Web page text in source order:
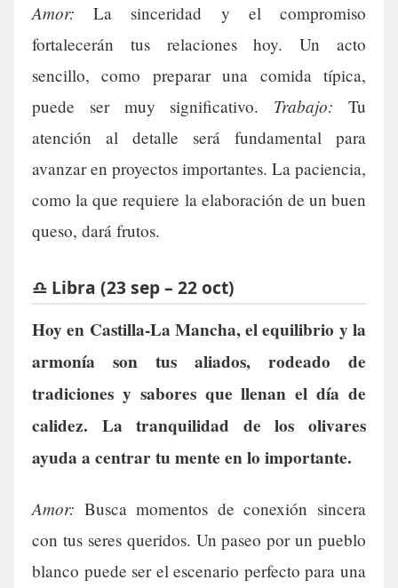
Amor: La sinceridad y el compromiso
fortalecerán tus relaciones hoy. Un acto
sencillo, como preparar una comida típica,
puede ser muy significativo. Trabajo: Tu
atención al detalle será fundamental para
avanzar en proyectos importantes. La paciencia,
como la que requiere la elaboración de un buen
queso, dará frutos.
♎ Libra (23 sep – 22 oct)
Hoy en Castilla-La Mancha, el equilibrio y la
armonía son tus aliados, rodeado de
tradiciones y sabores que llenan el día de
calidez. La tranquilidad de los olivares
ayuda a centrar tu mente en lo importante.
Amor: Busca momentos de conexión sincera
con tus seres queridos. Un paseo por un pueblo
blanco puede ser el escenario perfecto para una